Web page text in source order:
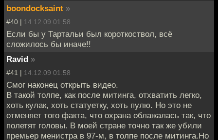
boondocksaint »
#40 | 14.12.09 01:58
Если бы у Тартальи был короткоствол, всё
сложилось бы иначе!!
Ravid »
#41 | 14.12.09 01:58
Смог наконец открыть видео.
В такой толпе, как после митинга, отхватить легко,
хоть кулак, хоть статуетку, хоть пулю. Но это не
отменяет того факта, что охрана облажалась так, что
полетят головы. В моей стране точно так же убили
премьер менистра в 97-м, в толпе после митинга.Но